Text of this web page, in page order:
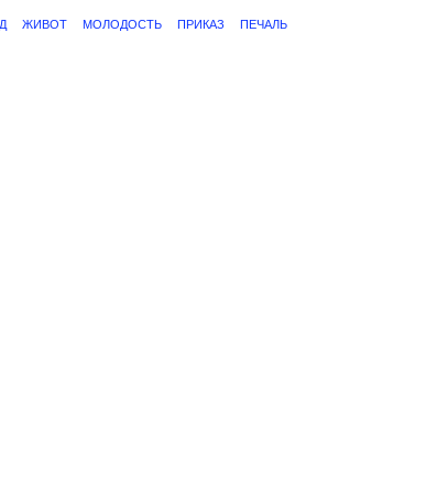
ЖИВОТ МОЛОДОСТЬ ПРИКАЗ ПЕЧАЛЬ